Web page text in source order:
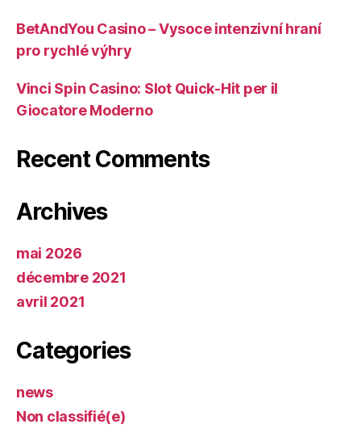
BetAndYou Casino – Vysoce intenzivní hraní
pro rychlé výhry
Vinci Spin Casino: Slot Quick‑Hit per il
Giocatore Moderno
Recent Comments
Archives
mai 2026
décembre 2021
avril 2021
Categories
news
Non classifié(e)